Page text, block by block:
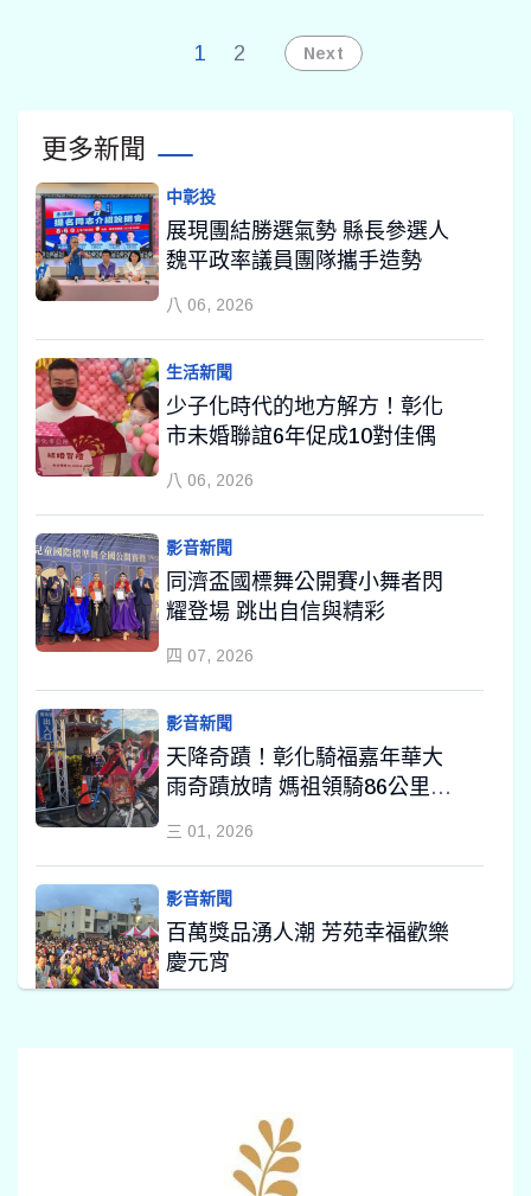
1 2 Next
更多新聞
中彰投
展現團結勝選氣勢 縣長參選人
魏平政率議員團隊攜手造勢
八 06, 2026
生活新聞
少子化時代的地方解方！彰化
市未婚聯誼6年促成10對佳偶
八 06, 2026
影音新聞
同濟盃國標舞公開賽小舞者閃
耀登場 跳出自信與精彩
四 07, 2026
影音新聞
天降奇蹟！彰化騎福嘉年華大
雨奇蹟放晴 媽祖領騎86公里賜
三 01, 2026
影音新聞
百萬獎品湧人潮 芳苑幸福歡樂
慶元宵
神彩接受祝福￼
二 27, 2026